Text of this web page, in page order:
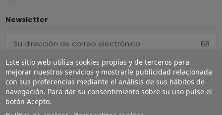
Este sitio web utiliza cookies propias y de terceros para
mejorar nuestros servicios y mostrarle publicidad relacionada
con sus preferencias mediante el análisis de sus hábitos de
navegación. Para dar su consentimiento sobre su uso pulse el
botón Acepto.
Newsletter
Puede darse de baja en cualquier
momento. Para ello, consulte nuestra
información de contacto en el aviso
legal.